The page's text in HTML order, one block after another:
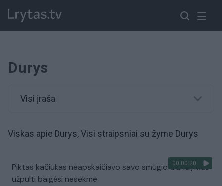
Durys
Visi įrašai
Viskas apie Durys, Visi straipsniai su žyme Durys
00:00:20
Piktas kačiukas neapskaičiavo savo smūgio: bandymas
užpulti baigėsi nesėkme